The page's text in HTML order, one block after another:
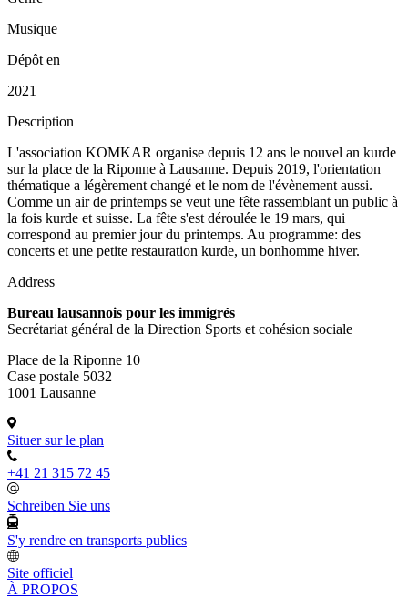
Musique
Dépôt en
2021
Description
L'association KOMKAR organise depuis 12 ans le nouvel an kurde
sur la place de la Riponne à Lausanne. Depuis 2019, l'orientation
thématique a légèrement changé et le nom de l'évènement aussi.
Comme un air de printemps se veut une fête rassemblant un public à
la fois kurde et suisse. La fête s'est déroulée le 19 mars, qui
correspond au premier jour du printemps. Au programme: des
concerts et une petite restauration kurde, un bonhomme hiver.
Address
Bureau lausannois pour les immigrés
Secrétariat général de la Direction Sports et cohésion sociale
Place de la Riponne 10
Case postale 5032
1001 Lausanne
Situer sur le plan
+41 21 315 72 45
Schreiben Sie uns
S'y rendre en transports publics
Site officiel
À PROPOS